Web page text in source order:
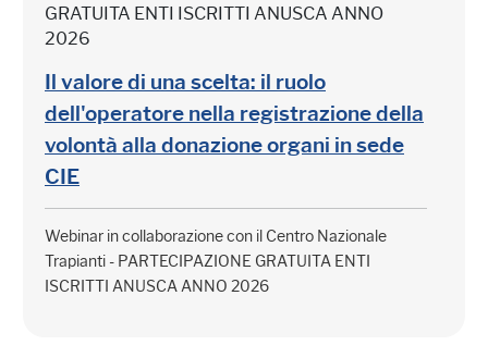
GRATUITA ENTI ISCRITTI ANUSCA ANNO
2026
Il valore di una scelta: il ruolo
dell'operatore nella registrazione della
volontà alla donazione organi in sede
CIE
Webinar in collaborazione con il Centro Nazionale
Trapianti - PARTECIPAZIONE GRATUITA ENTI
ISCRITTI ANUSCA ANNO 2026